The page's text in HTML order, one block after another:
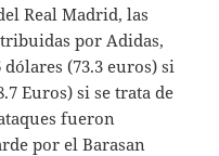
Real Madrid, las
por Adidas,
(73.3 euros) si
Euros) si se trata de
fueron
por el Barasan